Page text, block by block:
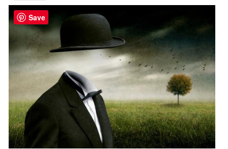
Save